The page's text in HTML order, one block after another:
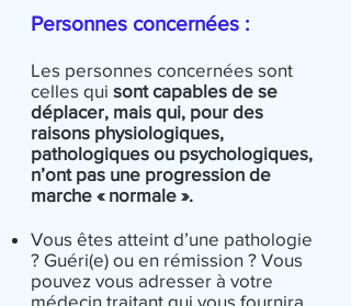
Personnes concernées :
Les personnes concernées sont
celles qui sont capables de se
déplacer, mais qui, pour des
raisons physiologiques,
pathologiques ou psychologiques,
n’ont pas une progression de
marche « normale ».
Vous êtes atteint d’une pathologie
? Guéri(e) ou en rémission ? Vous
pouvez vous adresser à votre
médecin traitant qui vous fournira